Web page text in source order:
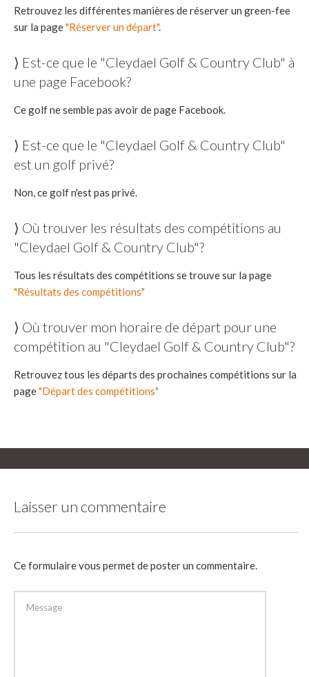
Retrouvez les différentes manières de réserver un green-fee
sur la page"Réserver un départ".
⟩ Est-ce que le "Cleydael Golf & Country Club" à
une page Facebook?
Ce golf ne semble pas avoir de page Facebook.
⟩ Est-ce que le "Cleydael Golf & Country Club"
est un golf privé?
Non, ce golf n'est pas privé.
⟩ Où trouver les résultats des compétitions au
"Cleydael Golf & Country Club"?
Tous les résultats des compétitions se trouve sur la page
"Résultats des compétitions"
⟩ Où trouver mon horaire de départ pour une
compétition au "Cleydael Golf & Country Club"?
Retrouvez tous les départs des prochaines compétitions sur la
page"Départ des compétitions"
Laisser un commentaire
Ce formulaire vous permet de poster un commentaire.